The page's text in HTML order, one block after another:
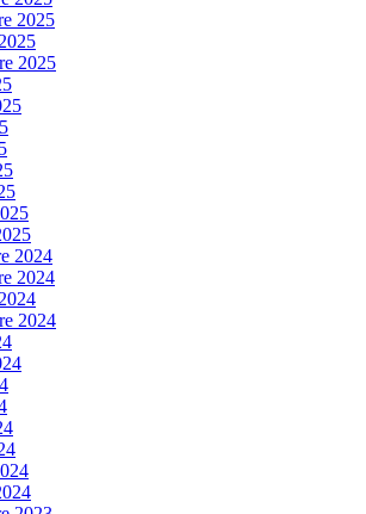
2025
2025
2024
2024
2024